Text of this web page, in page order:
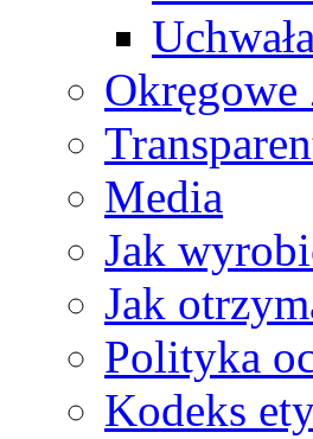
Media
Jak
Jak
Polityka
Kodeks